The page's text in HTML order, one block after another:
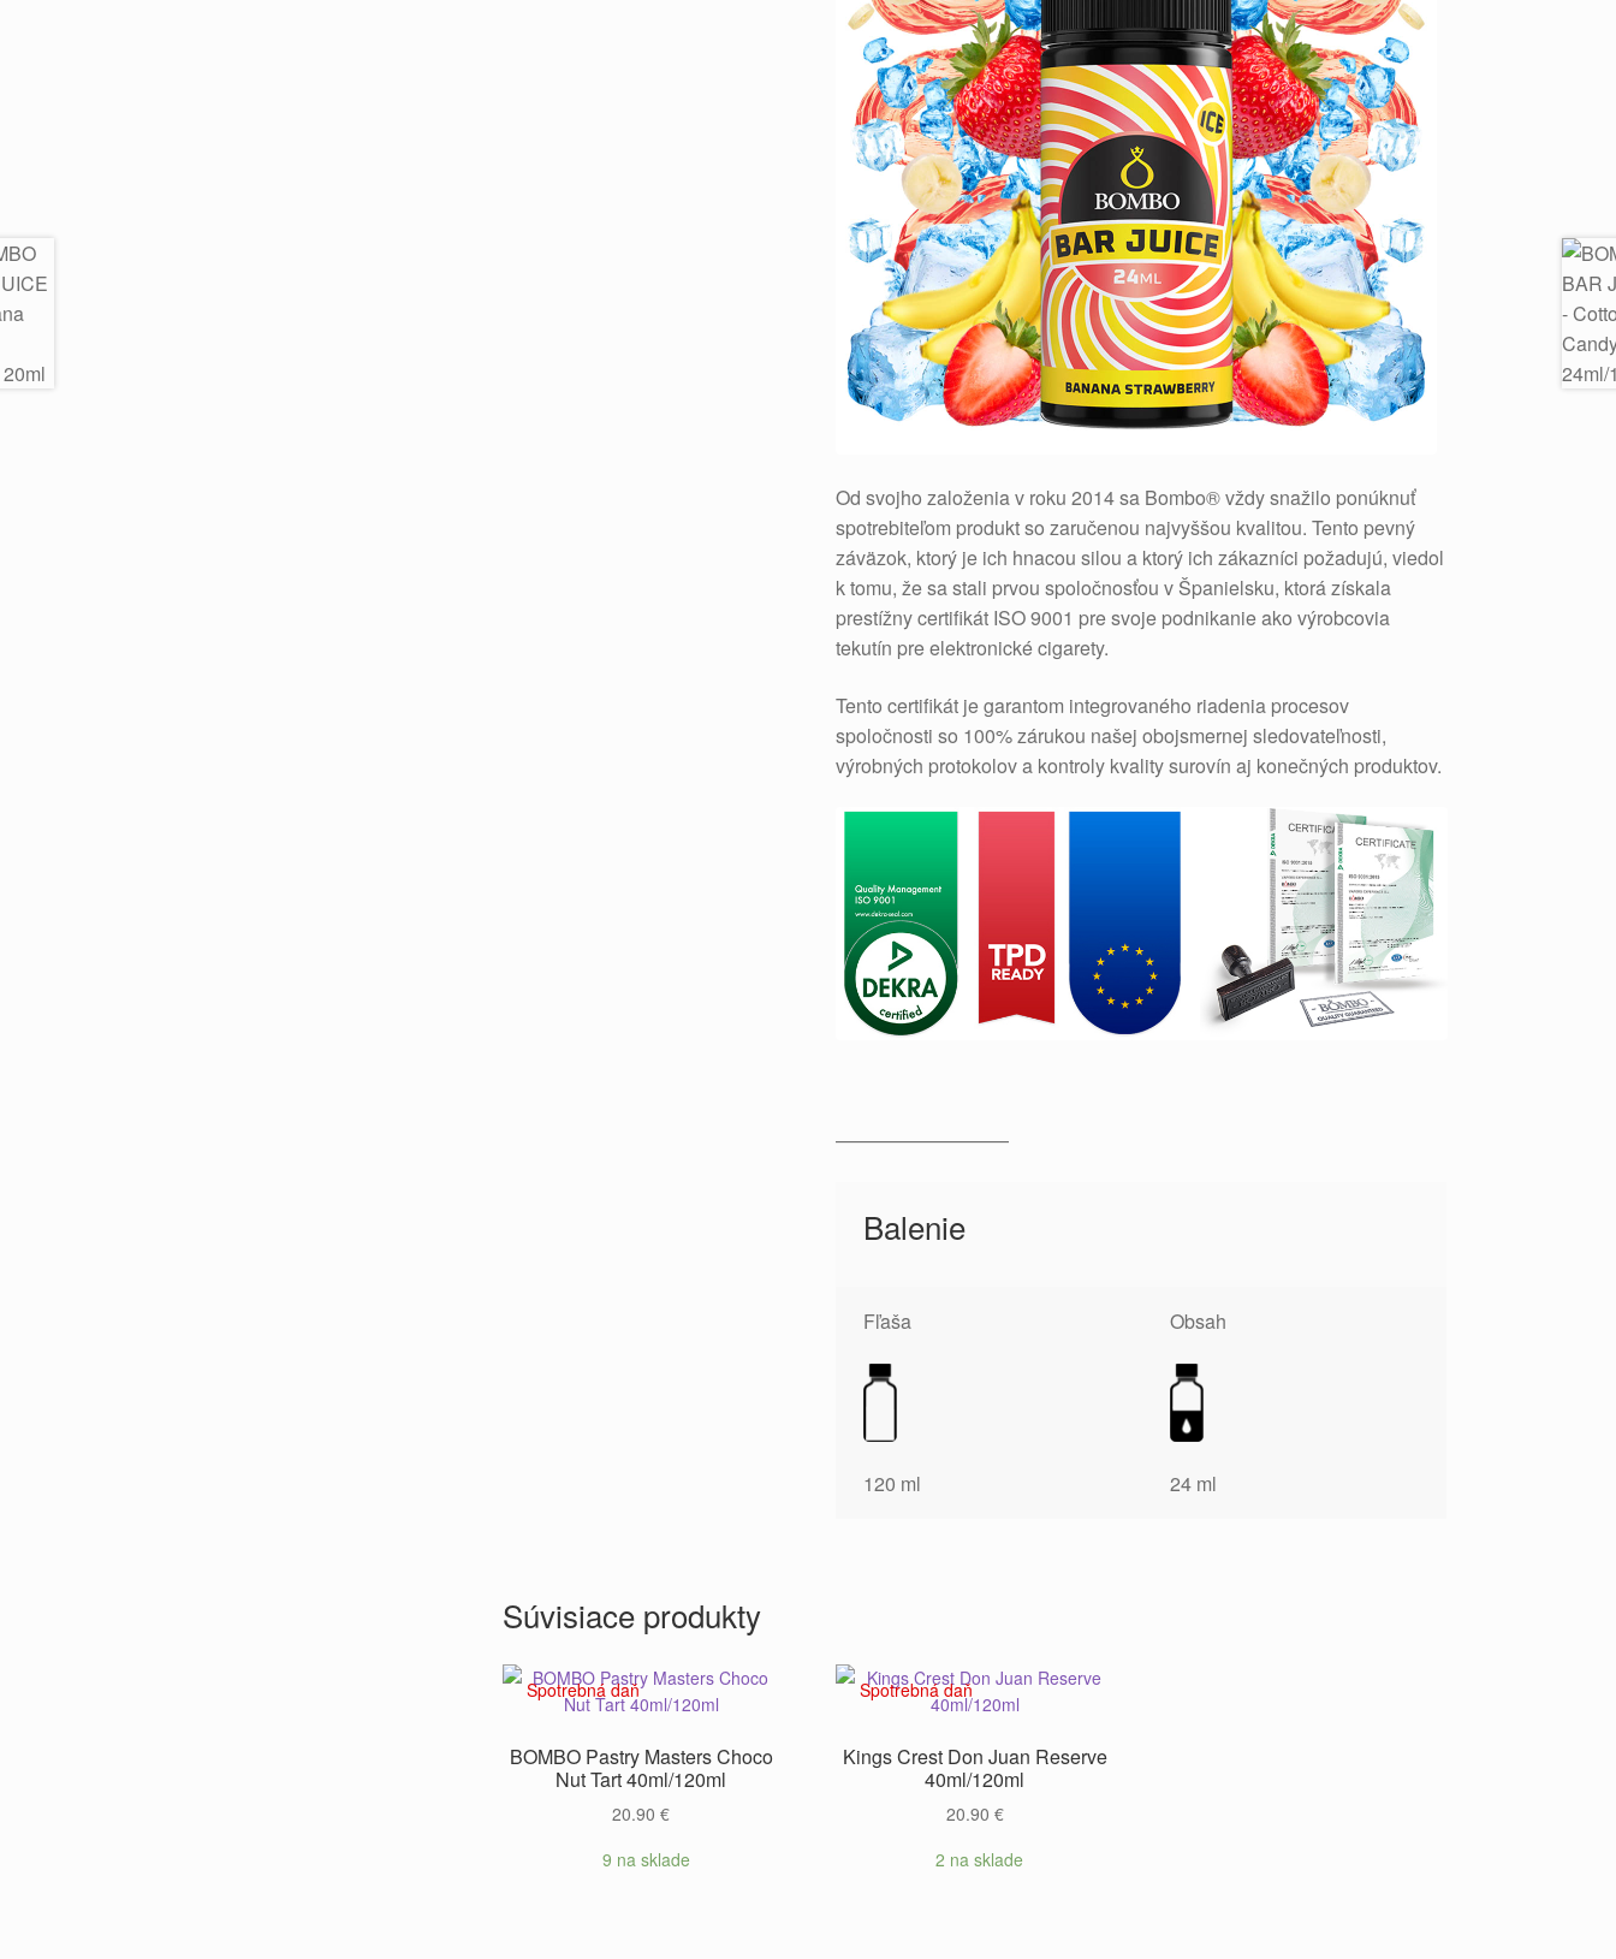
Od svojho založenia v roku 2014 sa Bombo® vždy snažilo ponúknuť
spotrebiteľom produkt so zaručenou najvyššou kvalitou. Tento pevný
záväzok, ktorý je ich hnacou silou a ktorý ich zákazníci požadujú, viedol
k tomu, že sa stali prvou spoločnosťou v Španielsku, ktorá získala
prestížny certifikát ISO 9001 pre svoje podnikanie ako výrobcovia
tekutín pre elektronické cigarety.
Tento certifikát je garantom integrovaného riadenia procesov
spoločnosti so 100% zárukou našej obojsmernej sledovateľnosti,
výrobných protokolov a kontroly kvality surovín aj konečných produktov.
—————————
Balenie
Fľaša
120 ml
Obsah
24 ml
Súvisiace produkty
Spotrebná daň
BOMBO Pastry Masters Choco
Nut Tart 40ml/120ml
20.90€
9 na sklade
Spotrebná daň
Kings Crest Don Juan Reserve
40ml/120ml
20.90 €
2 na sklade